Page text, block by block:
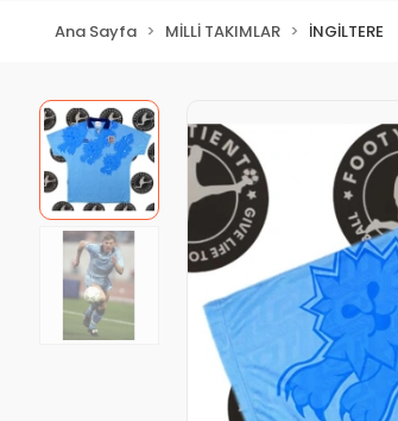
Ana Sayfa MİLLİ TAKIMLAR İNGİLTERE